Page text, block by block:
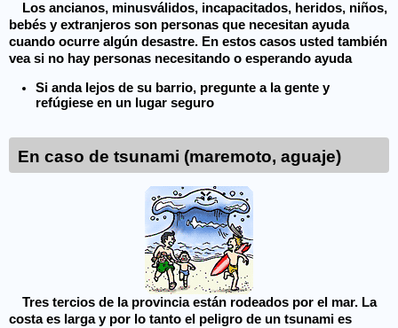
Los ancianos, minusválidos, incapacitados, heridos, niños,
bebés y extranjeros son personas que necesitan ayuda
cuando ocurre algún desastre. En estos casos usted también
vea si no hay personas necesitando o esperando ayuda
Si anda lejos de su barrio, pregunte a la gente y
refúgiese en un lugar seguro
En caso de tsunami (maremoto, aguaje)
Tres tercios de la provincia están rodeados por el mar. La
costa es larga y por lo tanto el peligro de un tsunami es